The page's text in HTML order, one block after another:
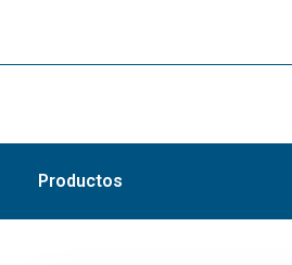
Productos